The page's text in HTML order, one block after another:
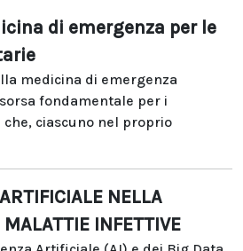
di emergenza per le
medicina di emergenza
fondamentale per i
ciascuno nel proprio
NELLA
MALATTIE INFETTIVE